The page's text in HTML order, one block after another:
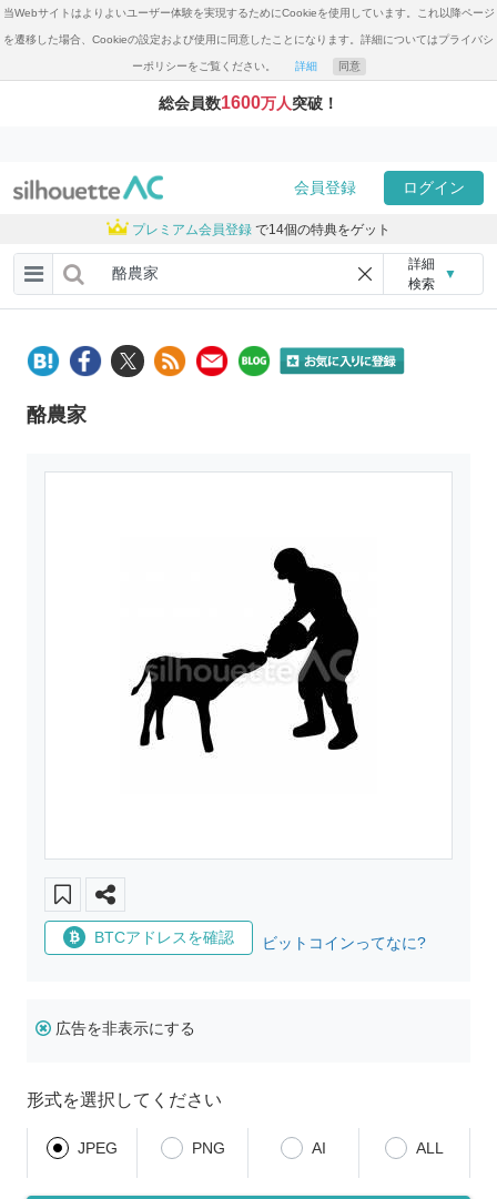
当Webサイトはよりよいユーザー体験を実現するためにCookieを使用しています。これ以降ページ
を遷移した場合、Cookieの設定および使用に同意したことになります。詳細についてはプライバシ
ーポリシーをご覧ください。 詳細 同意
総会員数1600万人突破！
会員登録 ログイン
プレミアム会員登録 で14個の特典をゲット
詳細
検索
▼
酪農家
BTCアドレスを確認 ビットコインってなに?
広告を非表示にする
形式を選択してください
JPEG PNG AI ALL